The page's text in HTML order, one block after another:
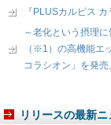
『PLUSカルピス
～老化という摂理
（※1）の高機能エ
コラシオン」を発
リリースの最新ニ